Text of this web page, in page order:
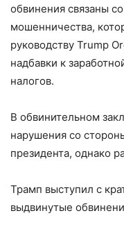
обвинения связаны
мошенничества,
руководству Trump
надбавки к
налогов.
В обвинительном
нарушения со
президента, однако
Трамп выступил с
выдвинутые